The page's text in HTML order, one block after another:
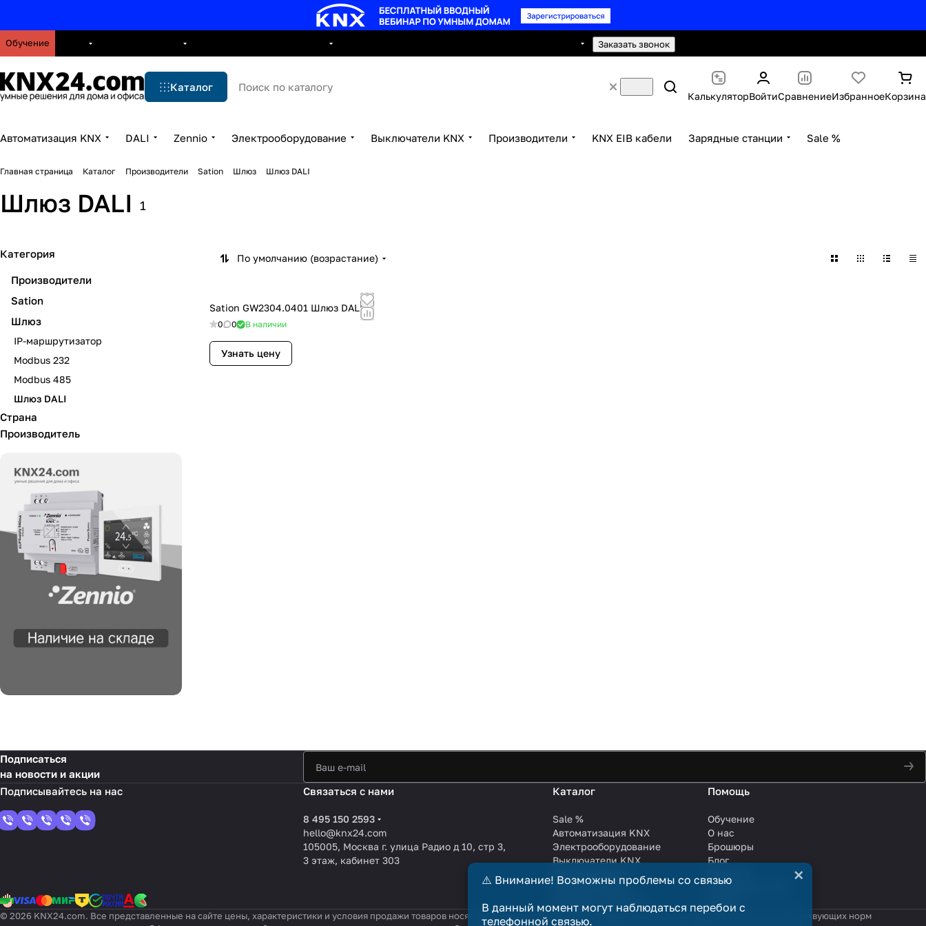
Обучение Заказать звонок
Каталог
КалькуляторВойтиСравнениеИзбранноеКорзина
Автоматизация KNX DALI Zennio Электрооборудование Выключатели KNX Производители KNX EIB кабели Зарядные станции Sale %
Главная страница Каталог Производители Sation Шлюз Шлюз DALI
Шлюз DALI 1
По умолчанию (возрастание)
Sation GW2304.0401 Шлюз DALI
0 0 В наличии
Узнать цену
Категория
Производители
Sation
Шлюз
IP-маршрутизатор
Modbus 232
Modbus 485
Шлюз DALI
Страна
Производитель
Подписаться
на новости и акции
Связаться с нами
8 495 150 2593
hello@knx24.com
105005, Москва г. улица Радио д 10, стр 3,
3 этаж, кабинет 303
Каталог
Sale %
Автоматизация KNX
Электрооборудование
Выключатели KNX
Производители
KNX EIB кабели
Зарядные станции
Помощь
Обучение
О нас
Брошюры
Блог
Сотрудничество
Услуги
© 2026 KNX24.com. Все представленные на сайте цены, характеристики и условия продажи товаров носят справочный характер и не являются публичной офертой в смысле соответствующих норм
⚠️ Внимание! Возможны проблемы со связью
В данный момент могут наблюдаться перебои с
телефонной связью.
×